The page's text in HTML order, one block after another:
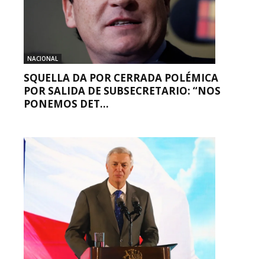
NACIONAL
SQUELLA DA POR CERRADA POLÉMICA
POR SALIDA DE SUBSECRETARIO: “NOS
PONEMOS DET...